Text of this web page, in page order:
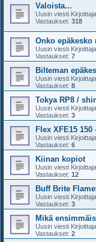
Valoista...
Uusin viesti Kirjoittaja
Vastaukset: 318
Onko epäkesko
Uusin viesti Kirjoittaja
Vastaukset: 7
Bilteman
Uusin viesti Kirjoittaja
Vastaukset: 8
Tokya RP8 /
Uusin viesti Kirjoittaja
Vastaukset: 3
Flex XFE15
Uusin viesti Kirjoittaja
Vastaukset: 6
Kiinan kopiot
Uusin viesti Kirjoittaja
Vastaukset: 12
Buff Brite
Uusin viesti Kirjoittaja
Vastaukset: 3
Mikä
Uusin viesti Kirjoittaja
Vastaukset: 2